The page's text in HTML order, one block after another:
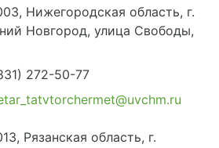
Нижегородская область, г.
Новгород, улица Свободы,
272-50-77
Рязанская область, г.